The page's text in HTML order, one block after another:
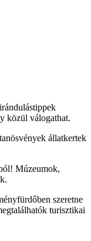
közül válogathat.
állatkertek
Múzeumok,
szeretne
turisztikai